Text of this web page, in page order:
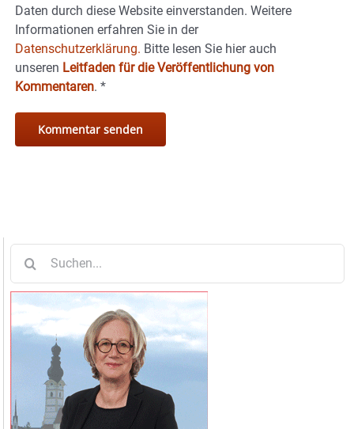
Daten durch diese Website einverstanden. Weitere
Informationen erfahren Sie in der
Datenschutzerklärung. Bitte lesen Sie hier auch
unseren Leitfaden für die Veröffentlichung von
Kommentaren. *
nach: